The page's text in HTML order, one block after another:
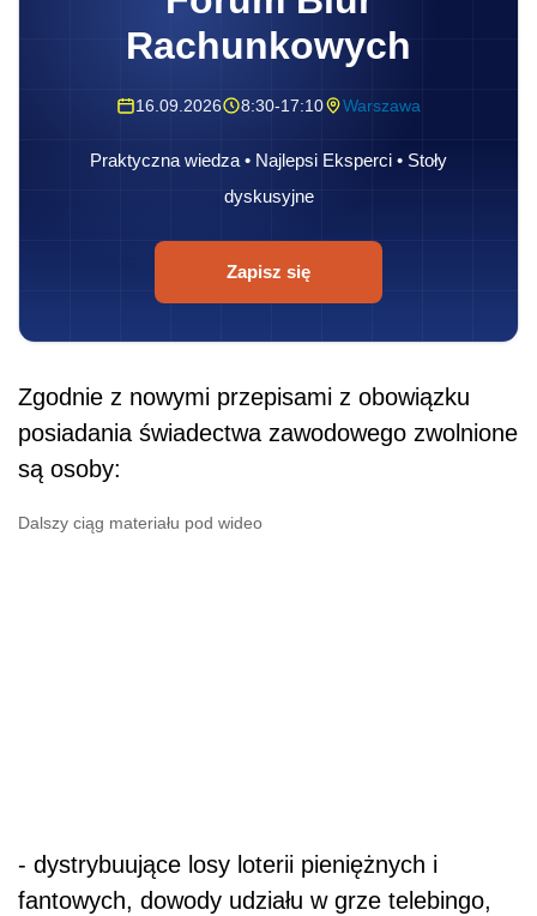
Rachunkowych
16.09.2026 8:30-17:10 Warszawa
Praktyczna wiedza • Najlepsi Eksperci • Stoły
dyskusyjne
Zapisz się
Zgodnie z nowymi przepisami z obowiązku
posiadania świadectwa zawodowego zwolnione
są osoby:
Dalszy ciąg materiału pod wideo
- dystrybuujące losy loterii pieniężnych i
fantowych, dowody udziału w grze telebingo,